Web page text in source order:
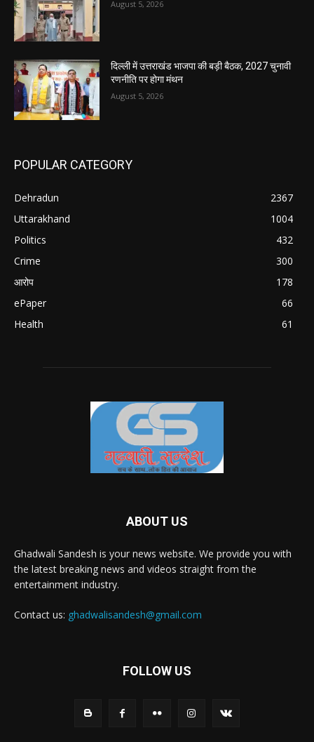
August 5, 2026
दिल्ली में उत्तराखंड भाजपा की बड़ी बैठक, 2027 चुनावी
रणनीति पर होगा मंथन
August 5, 2026
POPULAR CATEGORY
Dehradun
2367
Uttarakhand
1004
Politics
432
Crime
300
आरोप
178
ePaper
66
Health
61
ABOUT US
Ghadwali Sandesh is your news website. We provide you with
the latest breaking news and videos straight from the
entertainment industry.
Contact us: ghadwalisandesh@gmail.com
FOLLOW US